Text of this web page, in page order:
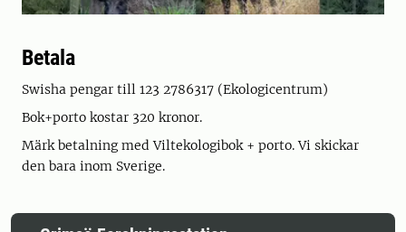
Betala
Swisha pengar till 123 2786317 (Ekologicentrum)
Bok+porto kostar 320 kronor.
Märk betalning med Viltekologibok + porto. Vi skickar
den bara inom Sverige.